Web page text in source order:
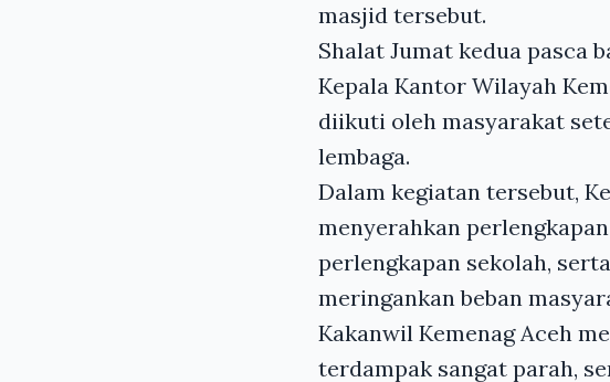
masjid tersebut.
Shalat Jumat kedua pasca
Kepala Kantor Wilayah
diikuti oleh masyarakat
lembaga.
Dalam kegiatan tersebut,
menyerahkan
perlengkapan sekolah,
meringankan beban
Kakanwil Kemenag Aceh
terdampak sangat parah,